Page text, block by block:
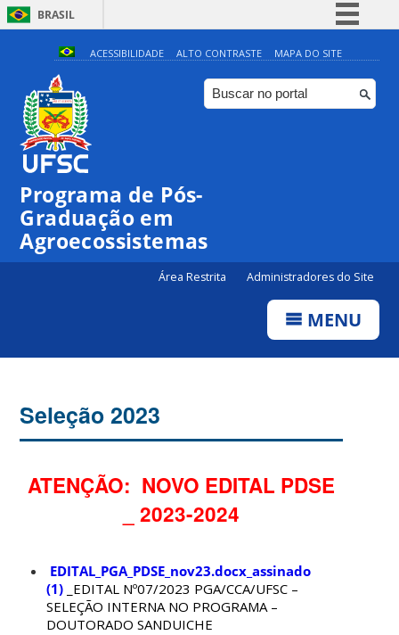
BRASIL
Simplifique!
Comunica BR
Participe
ACESSIBILIDADE ALTO CONTRASTE MAPA DO SITE
Programa de Pós-
Graduação em
Agroecossistemas
Área Restrita Administradores do Site
MENU
Seleção 2023
ATENÇÃO: NOVO EDITAL PDSE
_ 2023-2024
EDITAL_PGA_PDSE_nov23.docx_assinado
(1) _EDITAL Nº07/2023 PGA/CCA/UFSC –
SELEÇÃO INTERNA NO PROGRAMA –
DOUTORADO SANDUICHE